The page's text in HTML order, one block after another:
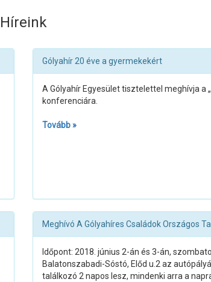
Híreink
Gólyahír 20 éve a gyermekekért
A Gólyahír Egyesület tisztelettel meghívja a
konferenciára.
Tovább »
Meghívó A Gólyahíres Családok Országos
Időpont: 2018. június 2-án és 3-án,
Balatonszabadi-Sóstó, Előd u.2 az
találkozó 2 napos lesz, mindenki arra a